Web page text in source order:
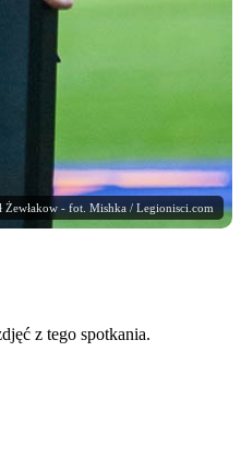
- fot. Mishka / Legionisci.com
z tego spotkania.